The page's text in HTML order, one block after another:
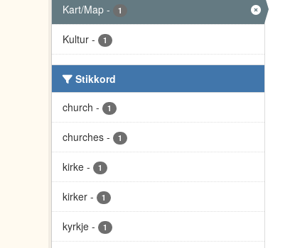
Kart/Map - 1
Kultur - 1
Stikkord
church - 1
churches - 1
kirke - 1
kirker - 1
kyrkje - 1